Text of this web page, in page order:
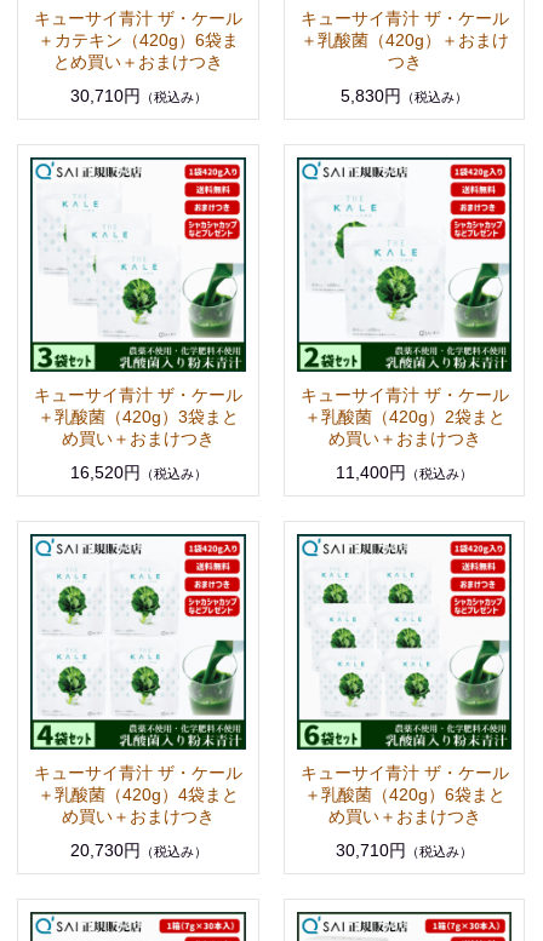
キューサイ青汁 ザ・ケール
＋カテキン（420g）6袋ま
とめ買い＋おまけつき
30,710円
（税込み）
キューサイ青汁 ザ・ケール
＋乳酸菌（420g）＋おまけ
つき
5,830円
（税込み）
キューサイ青汁 ザ・ケール
＋乳酸菌（420g）3袋まと
め買い＋おまけつき
16,520円
（税込み）
キューサイ青汁 ザ・ケール
＋乳酸菌（420g）2袋まと
め買い＋おまけつき
11,400円
（税込み）
キューサイ青汁 ザ・ケール
＋乳酸菌（420g）4袋まと
め買い＋おまけつき
20,730円
（税込み）
キューサイ青汁 ザ・ケール
＋乳酸菌（420g）6袋まと
め買い＋おまけつき
30,710円
（税込み）